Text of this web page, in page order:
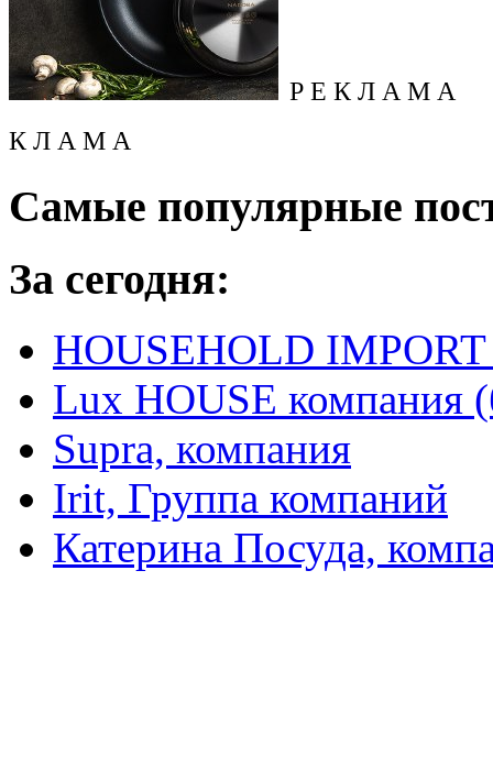
Р Е К Л А М А
К Л А М А
Самые популярные
За сегодня:
HOUSEHOLD
Lux HOUSE компания
Supra, компания
Irit, Группа компаний
Катерина Посуда,